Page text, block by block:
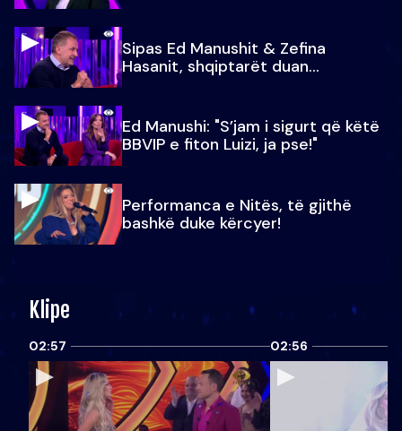
Sipas Ed Manushit & Zefina
Hasanit, shqiptarët duan...
Ed Manushi: "S’jam i sigurt që këtë
BBVIP e fiton Luizi, ja pse!"
Performanca e Nitës, të gjithë
bashkë duke kërcyer!
Klipe
02:57 02:56